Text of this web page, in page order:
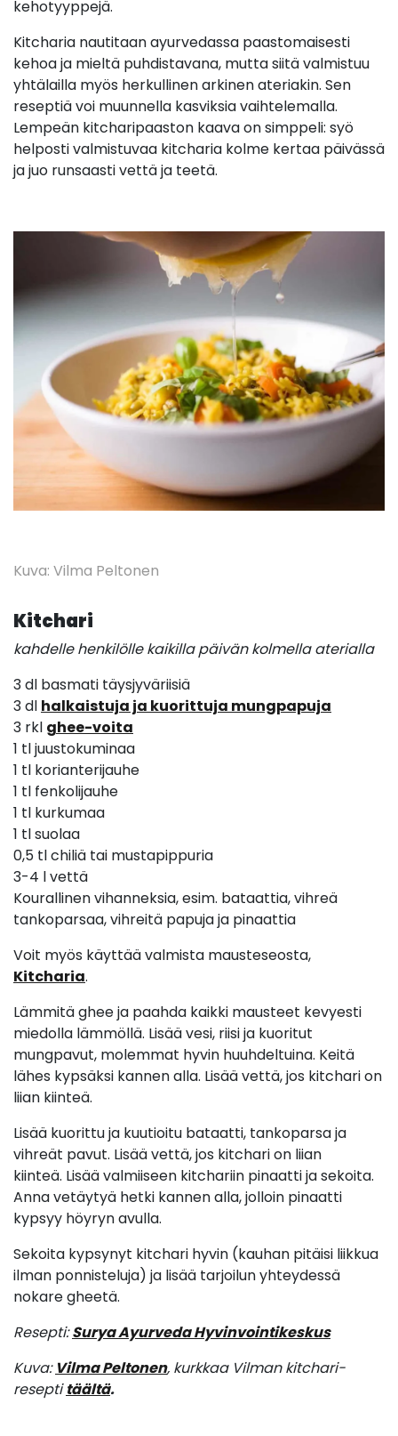
kehotyyppejä.
Kitcharia nautitaan ayurvedassa paastomaisesti
kehoa ja mieltä puhdistavana, mutta siitä valmistuu
yhtälailla myös herkullinen arkinen ateriakin. Sen
reseptiä voi muunnella kasviksia vaihtelemalla.
Lempeän kitcharipaaston kaava on simppeli: syö
helposti valmistuvaa kitcharia kolme kertaa päivässä
ja juo runsaasti vettä ja teetä.
Kuva: Vilma Peltonen
Kitchari
kahdelle henkilölle kaikilla päivän kolmella aterialla
3 dl basmati täysjyväriisiä
3 dl halkaistuja ja kuorittuja mungpapuja
3 rkl ghee-voita
1 tl juustokuminaa
1 tl korianterijauhe
1 tl fenkolijauhe
1 tl kurkumaa
1 tl suolaa
0,5 tl chiliä tai mustapippuria
3-4 l vettä
Kourallinen vihanneksia, esim. bataattia, vihreä
tankoparsaa, vihreitä papuja ja pinaattia
Voit myös käyttää valmista mausteseosta,
Kitcharia.
Lämmitä ghee ja paahda kaikki mausteet kevyesti
miedolla lämmöllä. Lisää vesi, riisi ja kuoritut
mungpavut, molemmat hyvin huuhdeltuina. Keitä
lähes kypsäksi kannen alla. Lisää vettä, jos kitchari on
liian kiinteä.
Lisää kuorittu ja kuutioitu bataatti, tankoparsa ja
vihreät pavut. Lisää vettä, jos kitchari on liian
kiinteä. Lisää valmiiseen kitchariin pinaatti ja sekoita.
Anna vetäytyä hetki kannen alla, jolloin pinaatti
kypsyy höyryn avulla.
Sekoita kypsynyt kitchari hyvin (kauhan pitäisi liikkua
ilman ponnisteluja) ja lisää tarjoilun yhteydessä
nokare gheetä.
Resepti:Surya Ayurveda Hyvinvointikeskus
Kuva: Vilma Peltonen, kurkkaa Vilman kitchari-
reseptitäältä.